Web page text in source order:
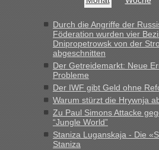
Hab´s versucht - bekomme aber
Strecke fahren wir nicht"
inBerichte und
die Ukraine
„Man sollte aber explizit dazu
LeoExpress ist - und nur auf deren
Fahrkarten kaufen. Zumindest ist
Verbindung von Deutschland...“
Durch die Angriffe der
Föderation wurden vier
Dnipropetrowsk von der
abgeschnitten
Der Getreidemarkt: Neue
Probleme
Der IWF gibt Geld ohne
Warum stürzt die Hrywnja
Zu Paul Simons Attacke
“Jungle World”
Staniza Luganskaja - Die
Staniza